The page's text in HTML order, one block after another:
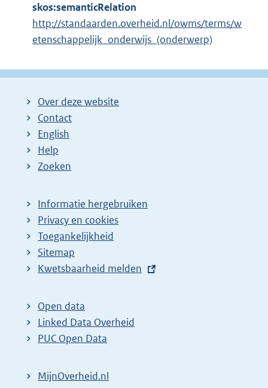
skos:semanticRelation
http://standaarden.overheid.nl/owms/terms/w
etenschappelijk_onderwijs_(onderwerp)
Over deze website
Contact
English
Help
Zoeken
Informatie hergebruiken
Privacy en cookies
Toegankelijkheid
Sitemap
E
t
e
r
l
Kwetsbaarheid melden
Open data
Linked Data Overheid
PUC Open Data
MijnOverheid.nl